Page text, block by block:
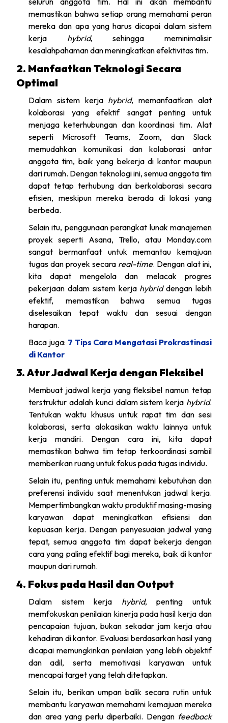
memastikan bahwa setiap orang memahami peran
mereka dan apa yang harus dicapai dalam sistem
kerja hybrid, sehingga meminimalisir
kesalahpahaman dan meningkatkan efektivitas tim.
2. Manfaatkan Teknologi Secara
Optimal
Dalam sistem kerja hybrid, memanfaatkan alat
kolaborasi yang efektif sangat penting untuk
menjaga keterhubungan dan koordinasi tim. Alat
seperti Microsoft Teams, Zoom, dan Slack
memudahkan komunikasi dan kolaborasi antar
anggota tim, baik yang bekerja di kantor maupun
dari rumah. Dengan teknologi ini, semua anggota tim
dapat tetap terhubung dan berkolaborasi secara
efisien, meskipun mereka berada di lokasi yang
berbeda.
Selain itu, penggunaan perangkat lunak manajemen
proyek seperti Asana, Trello, atau Monday.com
sangat bermanfaat untuk memantau kemajuan
tugas dan proyek secara real-time. Dengan alat ini,
kita dapat mengelola dan melacak progres
pekerjaan dalam sistem kerja hybriddengan lebih
efektif, memastikan bahwa semua tugas
diselesaikan tepat waktu dan sesuai dengan
harapan.
Baca juga: 7 Tips Cara Mengatasi Prokrastinasi
di Kantor
3. Atur Jadwal Kerja dengan Fleksibel
Membuat jadwal kerja yang fleksibel namun tetap
terstruktur adalah kunci dalam sistem kerja hybrid.
Tentukan waktu khusus untuk rapat tim dan sesi
kolaborasi, serta alokasikan waktu lainnya untuk
kerja mandiri. Dengan cara ini, kita dapat
memastikan bahwa tim tetap terkoordinasi sambil
memberikan ruang untuk fokus pada tugas individu.
Selain itu, penting untuk memahami kebutuhan dan
preferensi individu saat menentukan jadwal kerja.
Mempertimbangkan waktu produktif masing-masing
karyawan dapat meningkatkan efisiensi dan
kepuasan kerja. Dengan penyesuaian jadwal yang
tepat, semua anggota tim dapat bekerja dengan
cara yang paling efektif bagi mereka, baik di kantor
maupun dari rumah.
4. Fokus pada Hasil dan Output
Dalam sistem kerja hybrid, penting untuk
memfokuskan penilaian kinerja pada hasil kerja dan
pencapaian tujuan, bukan sekadar jam kerja atau
kehadiran di kantor. Evaluasi berdasarkan hasil yang
dicapai memungkinkan penilaian yang lebih objektif
dan adil, serta memotivasi karyawan untuk
mencapai target yang telah ditetapkan.
Selain itu, berikan umpan balik secara rutin untuk
membantu karyawan memahami kemajuan mereka
dan area yang perlu diperbaiki. Dengan feedback